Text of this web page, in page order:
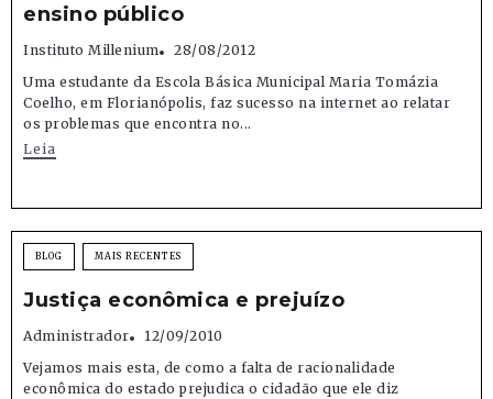
ensino público
Instituto Millenium
28/08/2012
Uma estudante da Escola Básica Municipal Maria Tomázia
Coelho, em Florianópolis, faz sucesso na internet ao relatar
os problemas que encontra no...
Leia
BLOG MAIS RECENTES
Justiça econômica e prejuízo
Administrador
12/09/2010
Vejamos mais esta, de como a falta de racionalidade
econômica do estado prejudica o cidadão que ele diz